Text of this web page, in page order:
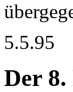
5.5.95
Der